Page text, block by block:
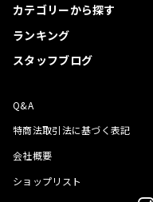
カテゴリーから探す
ランキング
スタッフブログ
Q&A
特商法取引法に基づく表記
会社概要
ショップリスト